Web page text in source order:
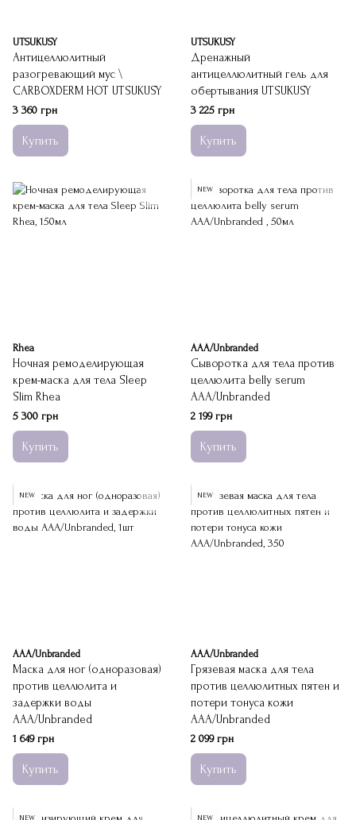
UTSUKUSY
Антицеллюлитный
разогревающий мус \
CARBOXDERM HOT UTSUKUSY
3 360 грн
Купить
UTSUKUSY
Дренажный
антицеллюлитный гель для
обертывания UTSUKUSY
3 225 грн
Купить
Rhea
Ночная ремоделирующая
крем-маска для тела Sleep
Slim Rhea
5 300 грн
Купить
NEW
ААА/Unbranded
Сыворотка для тела против
целлюлита belly serum
ААА/Unbranded
2 199 грн
Купить
NEW
ААА/Unbranded
Маска для ног (одноразовая)
против целлюлита и
задержки воды
ААА/Unbranded
1 649 грн
Купить
NEW
ААА/Unbranded
Грязевая маска для тела
против целлюлитных пятен и
потери тонуса кожи
ААА/Unbranded
2 099 грн
Купить
NEW NEW